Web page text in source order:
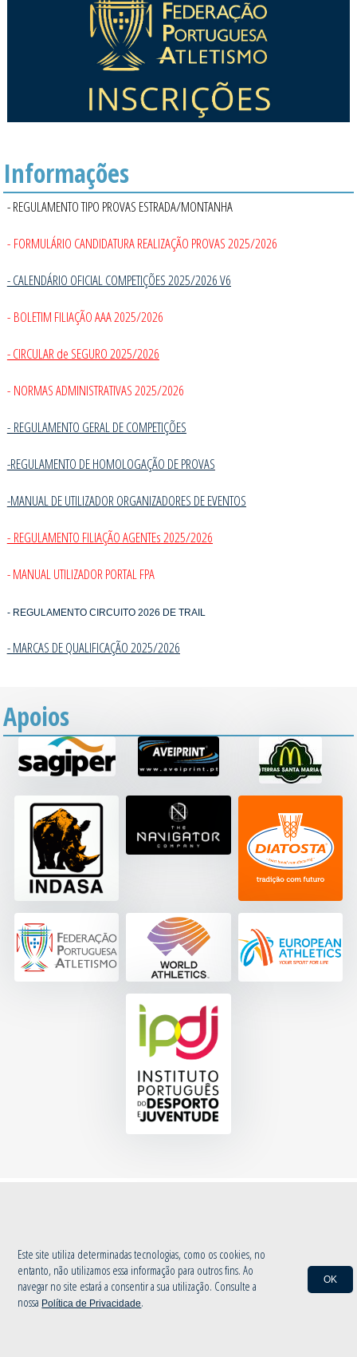
Este site utiliza determinadas tecnologias, como os cookies, no
entanto, não utilizamos essa informação para outros fins. Ao
navegar no site estará a consentir a sua utilização. Consulte a
nossa Política de Privacidade.
OK
Informações
- REGULAMENTO TIPO PROVAS ESTRADA/MONTANHA
- FORMULÁRIO CANDIDATURA REALIZAÇÃO PROVAS 2025/2026
- CALENDÁRIO OFICIAL COMPETIÇÕES 2025/2026 V6
- BOLETIM FILIAÇÃO AAA 2025/2026
- CIRCULAR de SEGURO 2025/2026
- NORMAS ADMINISTRATIVAS 2025/2026
- REGULAMENTO GERAL DE COMPETIÇÕES
-REGULAMENTO DE HOMOLOGAÇÃO DE PROVAS
-MANUAL DE UTILIZADOR ORGANIZADORES DE EVENTOS
- REGULAMENTO FILIAÇÃO AGENTEs 2025/2026
- MANUAL UTILIZADOR PORTAL FPA
- REGULAMENTO CIRCUITO 2026 DE TRAIL
- MARCAS DE QUALIFICAÇÃO 2025/2026
Apoios